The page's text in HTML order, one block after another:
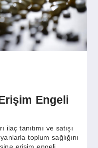
Engeli
ilaç tanıtımı ve satışı
toplum sağlığını
erişim engeli